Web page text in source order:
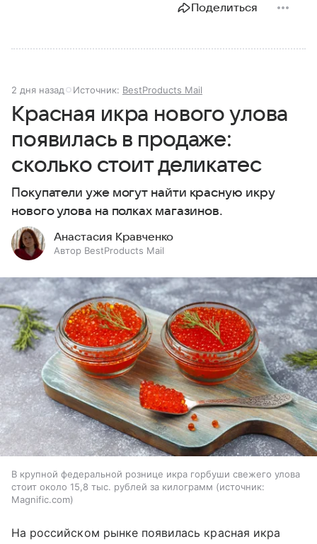
Поделиться
2 дня назад Источник: BestProducts Mail
Красная икра нового улова
появилась в продаже:
сколько стоит деликатес
Покупатели уже могут найти красную икру
нового улова на полках магазинов.
Анастасия Кравченко
Автор BestProducts Mail
В крупной федеральной рознице икра горбуши свежего улова
стоит около 15,8 тыс. рублей за килограмм
источник:
Magnific.com
На российском рынке появилась красная икра